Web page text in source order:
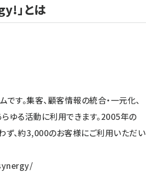
」とは
す。集客、顧客情報の統合・一元化、
らゆる活動に利用できます。2005年の
ず、約3,000のお客様にご利用いただい